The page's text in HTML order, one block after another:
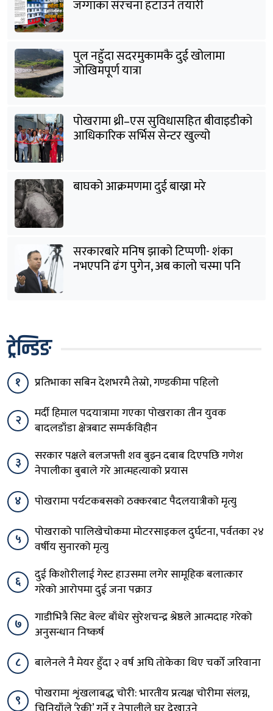
जग्गाका संरचना हटाउने तयारी
पुल नहुँदा सदरमुकामकै दुई खोलामा
जोखिमपूर्ण यात्रा
पोखरामा थ्री–एस सुविधासहित बीवाइडीको
आधिकारिक सर्भिस सेन्टर खुल्यो
बाघको आक्रमणमा दुई बाख्रा मरे
सरकारबारे मनिष झाको टिप्पणी- शंका
नभएपनि ढंग पुगेन, अब कालो चस्मा पनि
ट्रेन्डिङ
१ प्रतिभाका सबिन देशभरमै तेस्रो, गण्डकीमा पहिलो
२
मर्दी हिमाल पदयात्रामा गएका पोखराका तीन युवक
बादलडाँडा क्षेत्रबाट सम्पर्कविहीन
३
सरकार पक्षले बलजफ्ती शव बुझ्न दबाब दिएपछि गणेश
नेपालीका बुबाले गरे आत्महत्याको प्रयास
४
पोखरामा पर्यटकबसको ठक्करबाट पैदलयात्रीको मृत्यु
५
पोखराको पालिखेचोकमा मोटरसाइकल दुर्घटना, पर्वतका २४
वर्षीय सुनारको मृत्यु
६
दुई किशोरीलाई गेस्ट हाउसमा लगेर सामूहिक बलात्कार
गरेको आरोपमा दुई जना पक्राउ
७
गाडीभित्रै सिट बेल्ट बाँधेर सुरेशचन्द्र श्रेष्ठले आत्मदाह गरेको
अनुसन्धान निष्कर्ष
८
बालेनले नै मेयर हुँदा २ वर्ष अघि तोकेका थिए चर्को जरिवाना
९
पोखरामा शृंखलाबद्ध चोरी: भारतीय प्रत्यक्ष चोरीमा संलग्न,